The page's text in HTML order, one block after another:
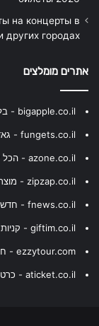
на концерты в
городах
אתרים מומלצים
bigapple.co.il - בלוג בניית אתרים
fungets.co.il - גאדג'טים הכי שווים
azone.co.il - הכל על קניה באמזון
zipzap.co.il - מוצרי חשמל במחירים הגיוניים
fnews.co.il - חדשות כלכלה
giftim.co.il - קניות באינטרנט
ezzytour.com - חופשות בארץ ובעולם
aticket.co.il - כרטיסים להופעות